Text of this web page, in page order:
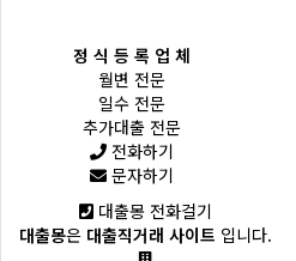
정 식 등 록 업 체
월변 전문
일수 전문
추가대출 전문
전화하기
문자하기
대출몽 전화걸기
대출몽은 대출직거래 사이트 입니다.